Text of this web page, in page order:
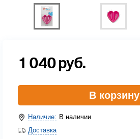
1 040руб.
В корзину
Наличие: В наличии
Доставка